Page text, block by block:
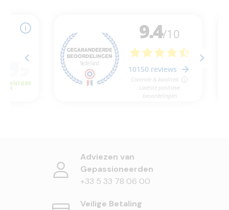
Adviezen van
Gepassioneerden
+33 5 33 78 06 00
Veilige Betaling